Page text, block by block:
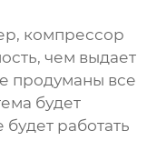
компрессор
чем выдает
продуманы все
будет
работать